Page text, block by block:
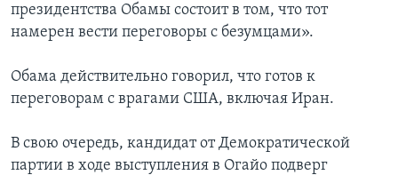
президентства Обамы состоит в том, что тот
намерен вести переговоры с безумцами».
Обама действительно говорил, что готов к
переговорам с врагами США, включая Иран.
В свою очередь, кандидат от Демократической
партии в ходе выступления в Огайо подверг